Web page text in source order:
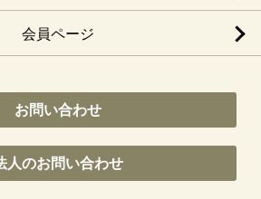
会員ページ
お問い合わせ
人のお問い合わせ